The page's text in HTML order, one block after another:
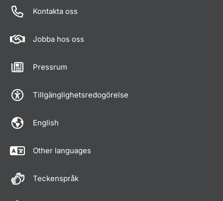
Kontakta oss
Jobba hos oss
Pressrum
Tillgänglighetsredogörelse
English
Other languages
Teckenspråk